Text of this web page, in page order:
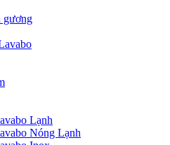
gương
Lạnh
Nóng Lạnh